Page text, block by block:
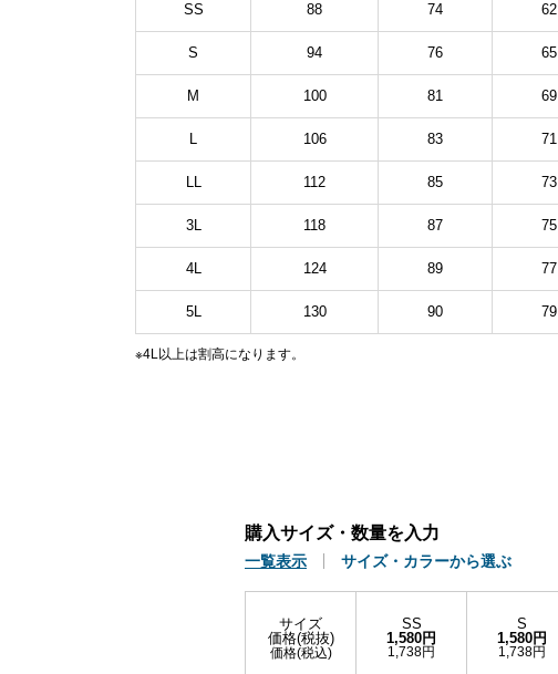
SS 88 74 62
S 94 76 65
M 100 81 69
L 106 83 71
LL 112 85 73
3L 118 87 75
4L 124 89 77
5L 130 90 79
※4L以上は割高になります。
購入サイズ・数量を入力
一覧表示 サイズ・カラーから選ぶ
サイズ
価格(税抜)
価格(税込)
SS
1,580円
1,738円
S
1,580円
1,738円